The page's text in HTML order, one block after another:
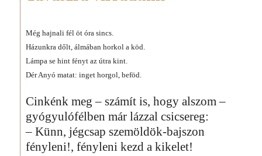
Még hajnali fél öt óra sincs.
Házunkra dőlt, álmában horkol a köd.
Lámpa se hint fényt az útra kint.
Dér Anyó matat: inget horgol, beföd.
Cinkénk meg – számít is, hogy alszom –
gyógyulófélben már lázzal csicsereg:
– Künn, jégcsap szemöldök-bajszon
fényleni!, fényleni kezd a kikelet!